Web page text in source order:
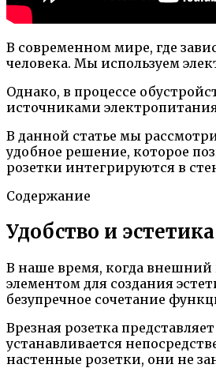
В современном мире, где
человека. Мы используем
Однако, в процессе
источниками
В данной статье мы
удобное решение, которое
розетки интегрируются в
Содержание
Удобство и
В наше время, когда внешний
элементом для создания
безупречное сочетание
Врезная розетка
устанавливается
настенные розетки, они не